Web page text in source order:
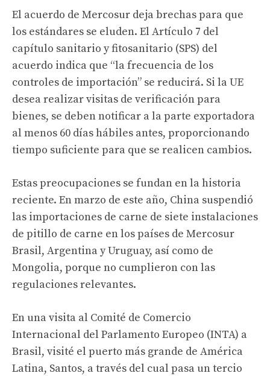
El acuerdo de Mercosur deja brechas para que
los estándares se eluden. El Artículo 7 del
capítulo sanitario y fitosanitario (SPS) del
acuerdo indica que “la frecuencia de los
controles de importación” se reducirá. Si la UE
desea realizar visitas de verificación para
bienes, se deben notificar a la parte exportadora
al menos 60 días hábiles antes, proporcionando
tiempo suficiente para que se realicen cambios.
Estas preocupaciones se fundan en la historia
reciente. En marzo de este año, China suspendió
las importaciones de carne de siete instalaciones
de pitillo de carne en los países de Mercosur
Brasil, Argentina y Uruguay, así como de
Mongolia, porque no cumplieron con las
regulaciones relevantes.
En una visita al Comité de Comercio
Internacional del Parlamento Europeo (INTA) a
Brasil, visité el puerto más grande de América
Latina, Santos, a través del cual pasa un tercio